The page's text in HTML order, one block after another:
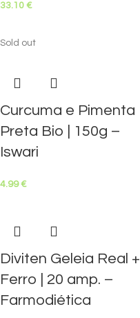
33.10 €
Sold out
Curcuma e Pimenta
Preta Bio | 150g –
Iswari
4.99€
Diviten Geleia Real +
Ferro | 20 amp. –
Farmodiética